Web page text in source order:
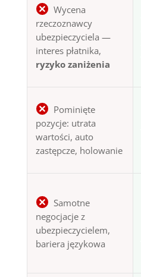
Wycena
rzeczoznawcy
ubezpieczyciela —
interes płatnika,
ryzyko zaniżenia
Pominięte
pozycje: utrata
wartości, auto
zastępcze, holowanie
Samotne
negocjacje z
ubezpieczycielem,
bariera językowa